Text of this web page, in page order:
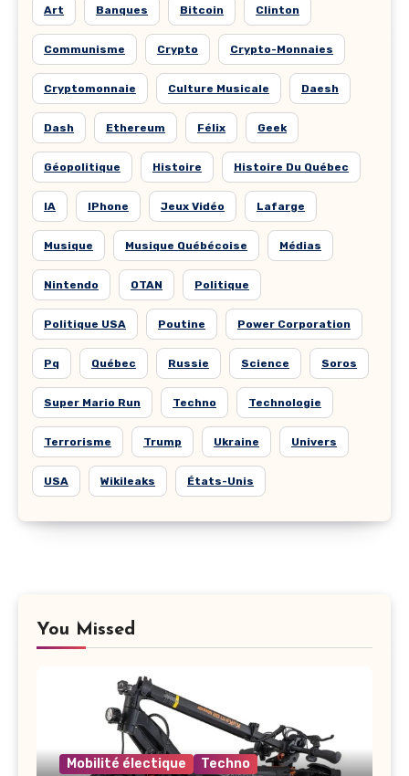
Art Banques Bitcoin Clinton
Communisme Crypto Crypto-Monnaies
Cryptomonnaie Culture Musicale Daesh
Dash Ethereum Félix Geek
Géopolitique Histoire Histoire Du Québec
IA IPhone Jeux Vidéo Lafarge
Musique Musique Québécoise Médias
Nintendo OTAN Politique
Politique USA Poutine Power Corporation
Pq Québec Russie Science Soros
Super Mario Run Techno Technologie
Terrorisme Trump Ukraine Univers
USA Wikileaks États-Unis
You Missed
Mobilité électique Techno